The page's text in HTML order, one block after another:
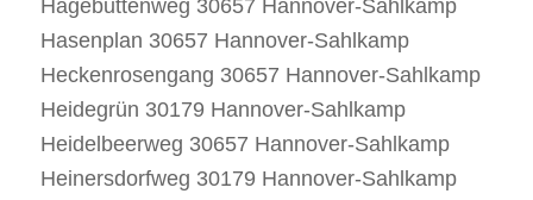
Hagebuttenweg 30657 Hannover-Sahlkamp
Hasenplan 30657 Hannover-Sahlkamp
Heckenrosengang 30657 Hannover-Sahlkamp
Heidegrün 30179 Hannover-Sahlkamp
Heidelbeerweg 30657 Hannover-Sahlkamp
Heinersdorfweg 30179 Hannover-Sahlkamp